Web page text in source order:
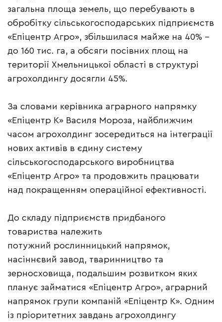
загальна площа земель, що перебувають в
обробітку сільськогосподарських підприємств
«Епіцентр Агро», збільшилася майже на 40% –
до 160 тис. га, а обсяги посівних площ на
території Хмельницької області в структурі
агрохолдингу досягли 45%.
За словами керівника аграрного напрямку
«Епіцентр К» Василя Мороза, найближчим
часом агрохолдинг зосередиться на інтеграції
нових активів в єдину систему
сільськогосподарського виробництва
«Епіцентр Агро» та продовжить працювати
над покращенням операційної ефективності.
До складу підприємств придбаного
товариства належить
потужний рослинницький напрямок,
насіннєвий завод, тваринництво та
зерносховища, подальшим розвитком яких
планує займатися «Епіцентр Агро», аграрний
напрямок групи компаній «Епіцентр К». Одним
із пріоритетних завдань агрохолдингу